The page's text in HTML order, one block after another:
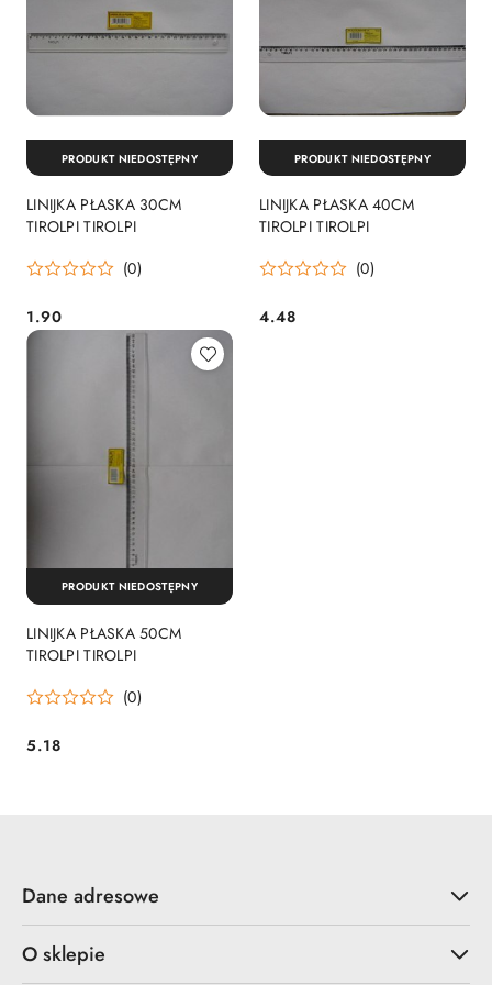
LINIJKA PŁASKA 30CM
TIROLPI TIROLPI
(0)
Cena:
1.90
PRODUKT NIEDOSTĘPNY
LINIJKA PŁASKA 40CM
TIROLPI TIROLPI
(0)
Cena:
4.48
PRODUKT NIEDOSTĘPNY
LINIJKA PŁASKA 50CM
TIROLPI TIROLPI
(0)
Cena:
5.18
PRODUKT NIEDOSTĘPNY
Dane adresowe
O sklepie